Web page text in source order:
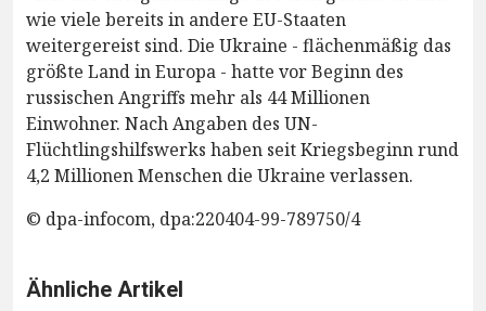
wie viele bereits in andere EU-Staaten
weitergereist sind. Die Ukraine - flächenmäßig das
größte Land in Europa - hatte vor Beginn des
russischen Angriffs mehr als 44 Millionen
Einwohner. Nach Angaben des UN-
Flüchtlingshilfswerks haben seit Kriegsbeginn rund
4,2 Millionen Menschen die Ukraine verlassen.
© dpa-infocom, dpa:220404-99-789750/4
Ähnliche Artikel